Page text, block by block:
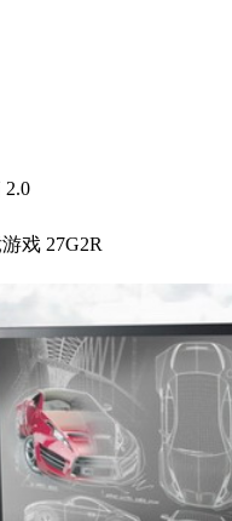
2.0
戏 27G2R